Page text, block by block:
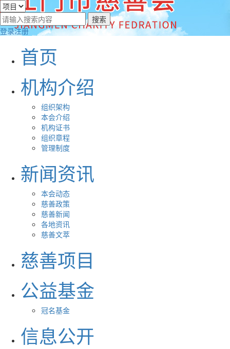
登录注册
首页
机构介绍
组织架构
本会介绍
机构证书
组织章程
管理制度
新闻资讯
本会动态
慈善政策
慈善新闻
各地资讯
慈善文萃
慈善项目
公益基金
冠名基金
信息公开